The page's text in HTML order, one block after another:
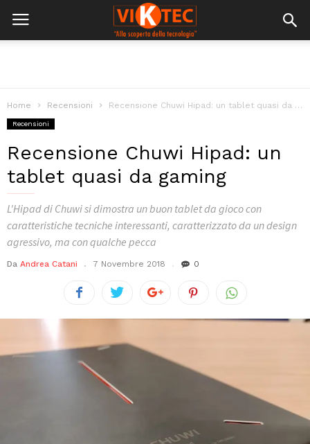
Home Recensioni Recensione Chuwi Hipad: un tablet quasi da gaming
Recensioni
Recensione Chuwi Hipad: un
tablet quasi da gaming
L'Hipad di Chuwi si dimostra un buon tablet da gioco con
caratteristiche tecniche interessanti, caratterizzato da un design
agressivo, ma con qualche pecca
Da Andrea Catani 7 Novembre 2018 0